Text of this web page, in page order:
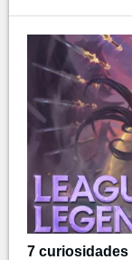
7 curiosidades